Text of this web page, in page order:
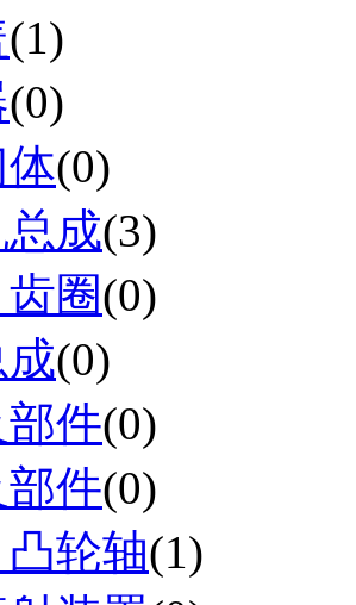
(1)
(0)
(0)
成(3)
圈(0)
(0)
件(0)
件(0)
轮轴(1)